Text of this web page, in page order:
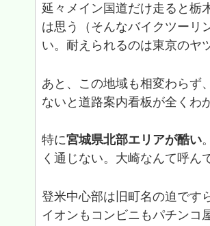
延々メイン国道だけ走ると栃
は思う（そんなバイクツーリ
い。耐えられるのは東京のヤ
あと、この地域も相変わらず
ないと道路案内看板が全くわ
特に宮城県北部エリアが酷い
く通じない。大崎なんて呼ん
登米中心部は旧町名の迫です
イオンもコンビニもパチンコ